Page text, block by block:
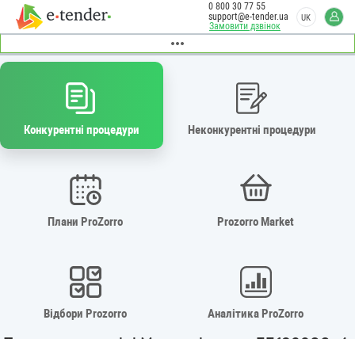
Замовити дзвінок
0 800 30 77 55
support@e-tender.ua
UK
Конкурентні процедури Неконкурентні процедури
Плани ProZorro Prozorro Market
Відбори Prozorro Аналітика ProZorro